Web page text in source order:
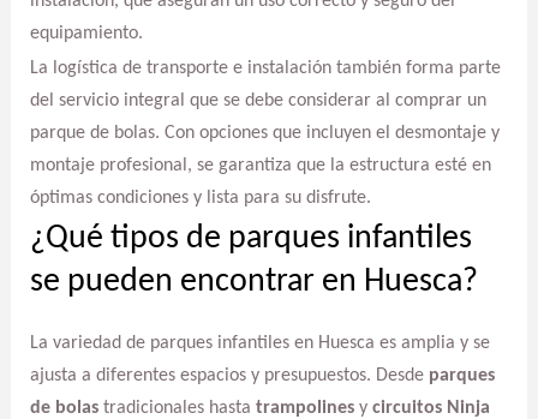
equipamiento.
La logística de transporte e instalación también forma parte
del servicio integral que se debe considerar al comprar un
parque de bolas. Con opciones que incluyen el desmontaje y
montaje profesional, se garantiza que la estructura esté en
óptimas condiciones y lista para su disfrute.
¿Qué tipos de parques infantiles
se pueden encontrar en Huesca?
La variedad de parques infantiles en Huesca es amplia y se
ajusta a diferentes espacios y presupuestos. Desde parques
de bolastradicionales hasta trampolinesy circuitos Ninja